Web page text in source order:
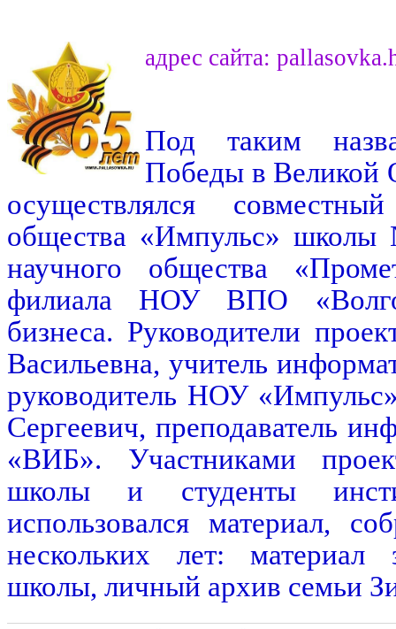
адрес сайта:
Под таким
Победы в Великой
осуществлялся
общества «Импульс» школы
научного общества
филиала НОУ ВПО
бизнеса. Руководители
Васильевна, учитель
руководитель НОУ
Сергеевич, преподаватель
«ВИБ». Участниками
школы и студенты
использовался материал,
нескольких лет:
школы, личный архив семьи